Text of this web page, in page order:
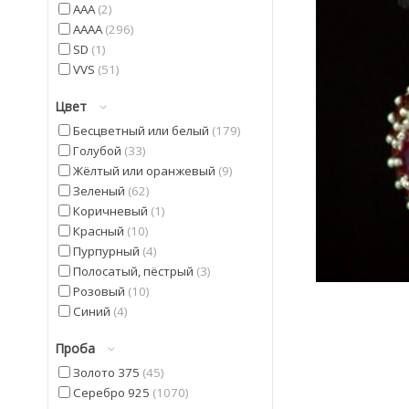
AAA 2
AAAA 296
SD 1
VVS 51
Цвет
Бесцветный или белый 179
Голубой 33
Жёлтый или оранжевый 9
Зеленый 62
Коричневый 1
Красный 10
Пурпурный 4
Полосатый, пёстрый 3
Розовый 10
Синий 4
Черный
Проба
Золото 375 45
Серебро 925 1070